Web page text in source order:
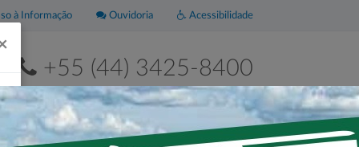
Acessibilidade
Ouvidoria
à Informação
+55 (44) 3425-8400
2ª a 6ª de 8h às 11h30 e das 13h às 17h30